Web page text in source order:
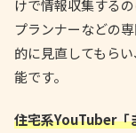
けで情報収集する
プランナーなどの
的に見直してもら
能です。
住宅系YouTuber「